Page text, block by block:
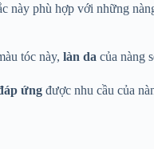
này phù hợp với những
tóc này, làn da của nàng
ứng được nhu cầu của